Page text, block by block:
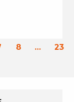
8 … 23